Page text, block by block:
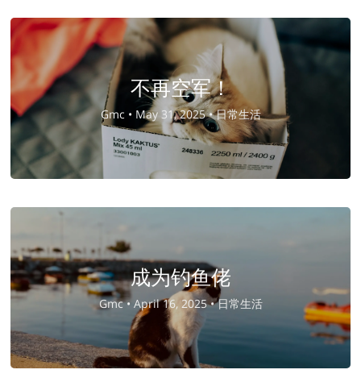
不再空军！
Gmc • May 31, 2025 •日常生活
成为钓鱼佬
Gmc •April 16, 2025 •日常生活